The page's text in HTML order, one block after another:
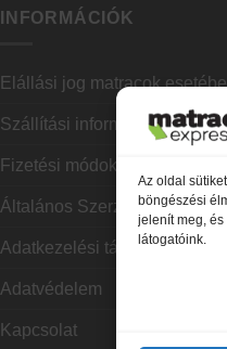
Az oldal
böngészési
jelenít meg,
látogatóink.
INFORMÁCIÓK
Elállási jog matracok
Szállítási információ
Fizetési módok
Általános Szerződési
Adatkezelési tájékoztató
Adatvédelem
Kapcsolat